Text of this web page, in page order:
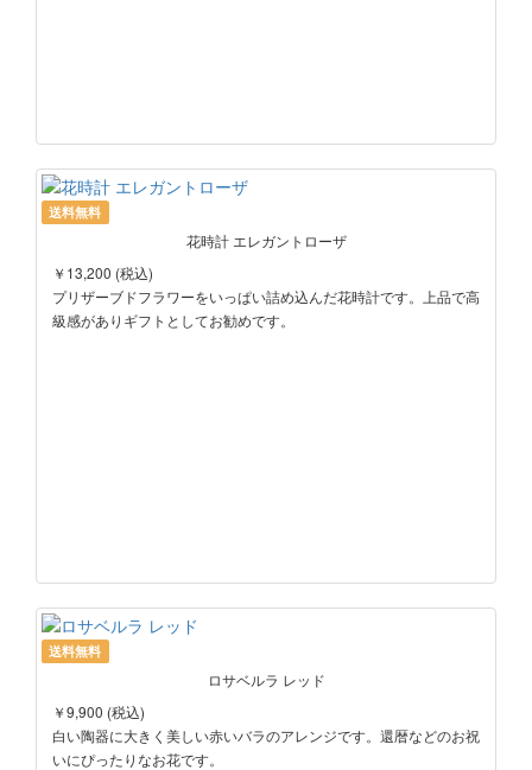
送料無料
花時計 エレガントローザ
￥13,200 (税込)
プリザーブドフラワーをいっぱい詰め込んだ花時計です。上品で高
級感がありギフトとしてお勧めです。
送料無料
ロサベルラ レッド
￥9,900 (税込)
白い陶器に大きく美しい赤いバラのアレンジです。還暦などのお祝
いにぴったりなお花です。